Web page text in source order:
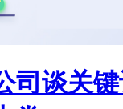
司谈关